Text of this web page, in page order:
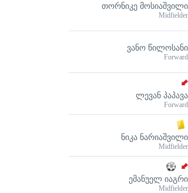
ᲗᲝᲠᲜᲘᲙᲔ ᲛᲝᲡᲘᲐᲨᲕᲘᲚᲘ
Midfielder
ᲕᲐᲜᲝ ᲬᲘᲚᲝᲡᲐᲜᲘ
Forward
ᲚᲔᲕᲐᲜ ᲞᲐᲞᲐᲕᲐ
Forward
ᲜᲘᲙᲐ ᲜᲐᲠᲘᲐᲨᲕᲘᲚᲘ
Midfielder
ᲔᲛᲐᲜᲣᲔᲚ ᲘᲐᲒᲠᲘ
Midfielder